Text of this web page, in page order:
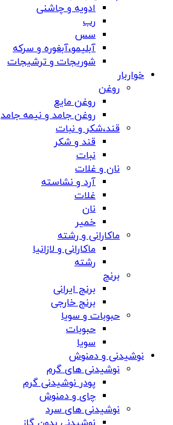
ادویه و چاشنی
رب
سس
آبلیمو،آبغوره و سرکه
شوریجات و ترشیجات
خواربار
روغن
روغن مایع
روغن جامد و نیمه جامد
قند،شکر و نبات
قند و شکر
نبات
نان و غلات
آرد و نشاسته
غلات
نان
خمیر
ماکارانی و رشته
ماکارانی و لازانیا
رشته
برنج
برنج ایرانی
برنج خارجی
حبوبات و سویا
حبوبات
سویا
نوشیدنی و دمنوش
نوشیدنی های گرم
پودر نوشیدنی گرم
چای و دمنوش
نوشیدنی های سرد